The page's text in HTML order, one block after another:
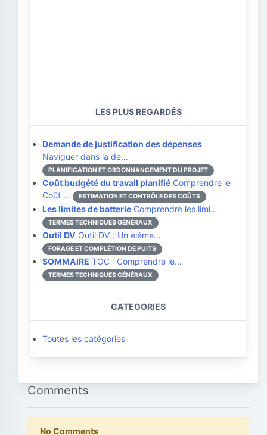
LES PLUS REGARDÉS
Demande de justification des dépenses
Naviguer dans la de…
PLANIFICATION ET ORDONNANCEMENT DU PROJET
Coût budgété du travail planifié Comprendre le
Coût …
ESTIMATION ET CONTRÔLE DES COÛTS
Les limites de batterie Comprendre les limi…
TERMES TECHNIQUES GÉNÉRAUX
Outil DV Outil DV : Un éléme…
FORAGE ET COMPLÉTION DE PUITS
SOMMAIRE TOC : Comprendre le…
TERMES TECHNIQUES GÉNÉRAUX
CATEGORIES
Toutes les catégories
Comments
No Comments